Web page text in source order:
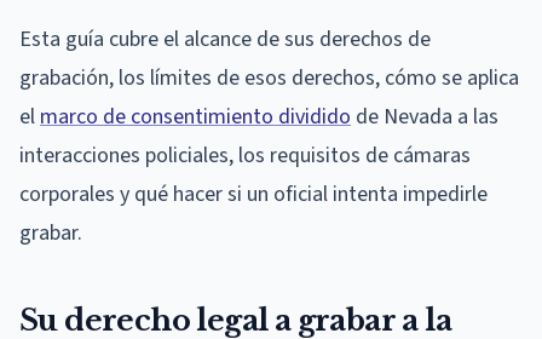
Esta guía cubre el alcance de sus derechos de
grabación, los límites de esos derechos, cómo se aplica
el marco de consentimiento dividido de Nevada a las
interacciones policiales, los requisitos de cámaras
corporales y qué hacer si un oficial intenta impedirle
grabar.
Su derecho legal a grabar a la